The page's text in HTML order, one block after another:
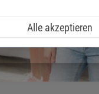
Alle akzeptieren